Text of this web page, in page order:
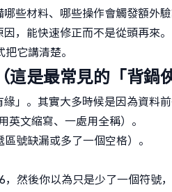
些材料、哪些操作會觸發額外驗
，能快速修正而不是從頭再來。
它講清楚。
是最常見的「背鍋
」。其實大多時候是因為資料前
英文縮寫、一處用全稱）。
號缺漏或多了一個空格）。
然後你以為只是少了一個符號